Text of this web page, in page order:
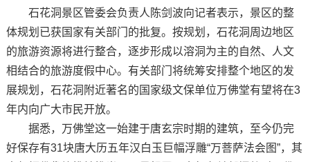
石花洞景区管委会负责人陈剑波向记者表示，景区的整
体规划已获国家有关部门的批复。按规划，石花洞周边地区
的旅游资源将进行整合，逐步形成以溶洞为主的自然、人文
相结合的旅游度假中心。有关部门将统筹安排整个地区的发
展规划，石花洞附近著名的国家级文保单位万佛堂有望将在3
年内向广大市民开放。
据悉，万佛堂这一始建于唐玄宗时期的建筑，至今仍完
好保存有31块唐大历五年汉白玉巨幅浮雕“万菩萨法会图”，其